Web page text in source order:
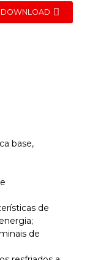
DOWNLOAD
base,
de
de